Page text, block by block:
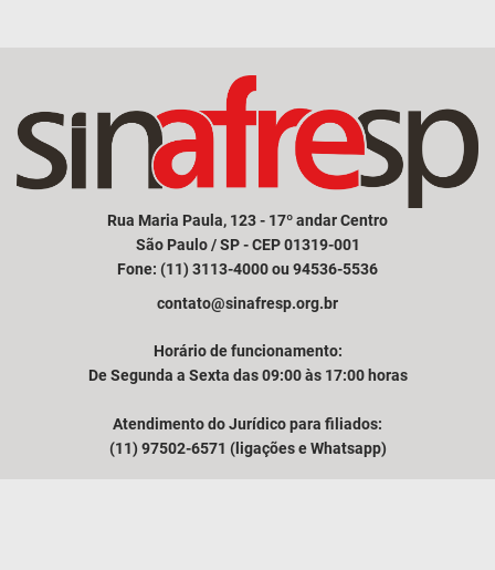
Rua Maria Paula, 123 - 17º andar Centro
São Paulo / SP - CEP 01319-001
Fone: (11) 3113-4000 ou 94536-5536
contato@sinafresp.org.br
Horário de funcionamento:
De Segunda a Sexta das 09:00 às 17:00 horas
Atendimento do Jurídico para filiados:
(11) 97502-6571 (ligações e Whatsapp)